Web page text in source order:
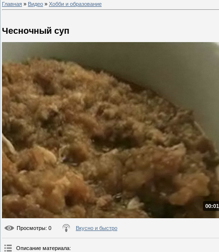
Главная » Видео » Хобби и образование
Чесночный суп
Просмотры: 0 Вкусно и быстро
Описание материала: